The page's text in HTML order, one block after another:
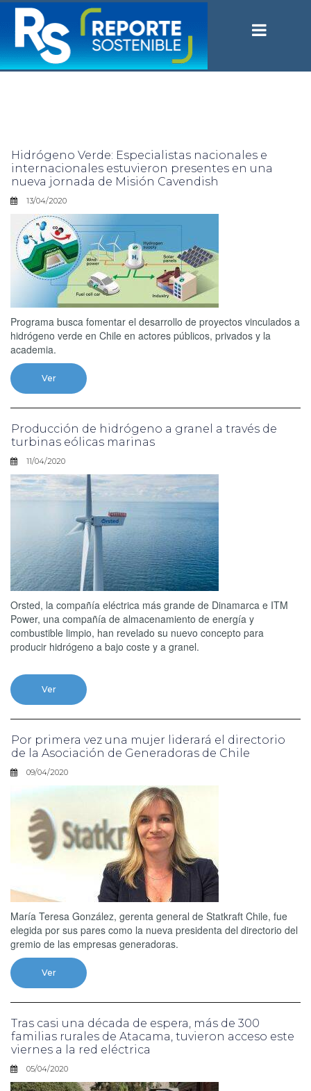
Hidrógeno Verde: Especialistas nacionales e
internacionales estuvieron presentes en una
nueva jornada de Misión Cavendish
13/04/2020
Programa busca fomentar el desarrollo de proyectos vinculados a
hidrógeno verde en Chile en actores públicos, privados y la
academia.
Ver
Producción de hidrógeno a granel a través de
turbinas eólicas marinas
11/04/2020
Orsted, la compañía eléctrica más grande de Dinamarca e ITM
Power, una compañía de almacenamiento de energía y
combustible limpio, han revelado su nuevo concepto para
producir hidrógeno a bajo coste y a granel.
Ver
Por primera vez una mujer liderará el directorio
de la Asociación de Generadoras de Chile
09/04/2020
María Teresa González, gerenta general de Statkraft Chile, fue
elegida por sus pares como la nueva presidenta del directorio del
gremio de las empresas generadoras.
Ver
Tras casi una década de espera, más de 300
familias rurales de Atacama, tuvieron acceso este
viernes a la red eléctrica
05/04/2020